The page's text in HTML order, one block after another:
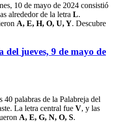
10 de mayo de 2024 consistió
alrededor de la letra L.
A, E, H, O, U, Y. Descubre
del jueves, 9 de mayo de
40 palabras de la Palabreja del
La letra central fue V, y las
A, E, G, N, O, S.